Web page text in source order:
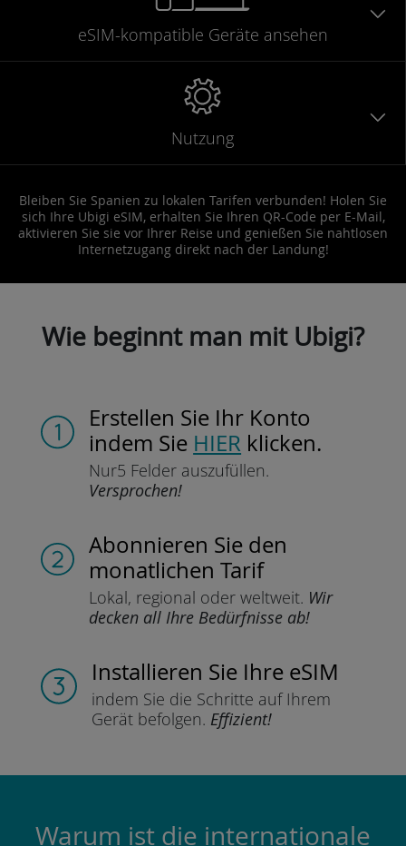
eSIM-kompatible Geräte ansehen
Nutzung
Bleiben Sie Spanien zu lokalen Tarifen verbunden! Holen Sie
sich Ihre Ubigi eSIM, erhalten Sie Ihren QR-Code per E-Mail,
aktivieren Sie sie vor Ihrer Reise und genießen Sie nahtlosen
Internetzugang direkt nach der Landung!
Wie beginnt man mit Ubigi?
Erstellen Sie Ihr Konto
indem Sie HIER klicken.
Nur5 Felder auszufüllen.
Versprochen!
Abonnieren Sie den
monatlichen Tarif
Lokal, regional oder weltweit. Wir
decken all Ihre Bedürfnisse ab!
Installieren Sie Ihre eSIM
indem Sie die Schritte auf Ihrem
Gerät befolgen. Effizient!
Warum ist die internationale